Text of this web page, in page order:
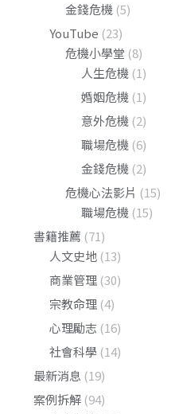
金錢危機 (5)
YouTube (23)
危機小學堂 (8)
人生危機 (1)
婚姻危機 (1)
意外危機 (2)
職場危機 (6)
金錢危機 (2)
危機心法影片 (15)
職場危機 (15)
書籍推薦 (71)
人文史地 (13)
商業管理 (30)
宗教命理 (4)
心理勵志 (16)
社會科學 (14)
最新消息 (19)
案例拆解 (94)